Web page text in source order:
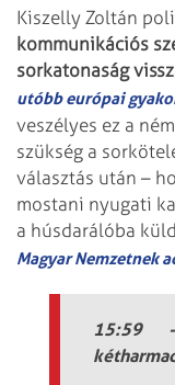
Kiszelly Zoltán
kommunikációs
sorkatonaság
utóbb európai
veszélyes ez a
szükség a
választás után –
mostani nyugati
a húsdarálóba
Magyar Nemzetnek
15:59